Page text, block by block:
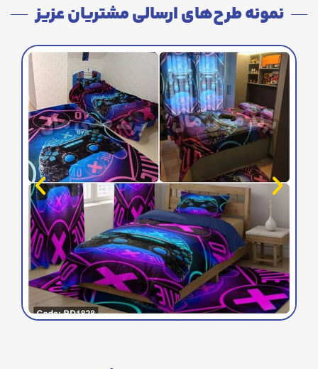
نمونه طرح‌های ارسالی مشتریان عزیز